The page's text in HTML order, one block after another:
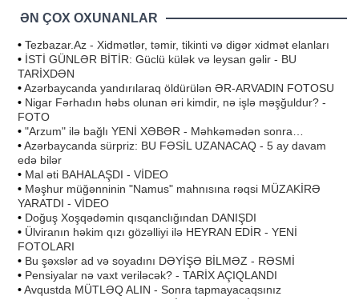
ƏN ÇOX OXUNANLAR
• Tezbazar.Az - Xidmətlər, təmir, tikinti və digər xidmət elanları
• İSTİ GÜNLƏR BİTİR: Güclü külək və leysan gəlir - BU
TARİXDƏN
•Azərbaycanda yandırılaraq öldürülən ƏR-ARVADIN FOTOSU
• Nigar Fərhadın həbs olunan əri kimdir, nə işlə məşğuldur? -
FOTO
• "Arzum" ilə bağlı YENİ XƏBƏR - Məhkəmədən sonra…
•Azərbaycanda sürpriz: BU FƏSİL UZANACAQ - 5 ay davam
edə bilər
• Mal əti BAHALAŞDI - VİDEO
• Məşhur müğənninin "Namus" mahnısına rəqsi MÜZAKİRƏ
YARATDI - VİDEO
• Doğuş Xoşqədəmin qısqanclığından DANIŞDI
• Ülviranın həkim qızı gözəlliyi ilə HEYRAN EDİR - YENİ
FOTOLARI
• Bu şəxslər ad və soyadını DƏYİŞƏ BİLMƏZ - RƏSMİ
• Pensiyalar nə vaxt veriləcək? - TARİX AÇIQLANDI
•Avqustda MÜTLƏQ ALIN - Sonra tapmayacaqsınız